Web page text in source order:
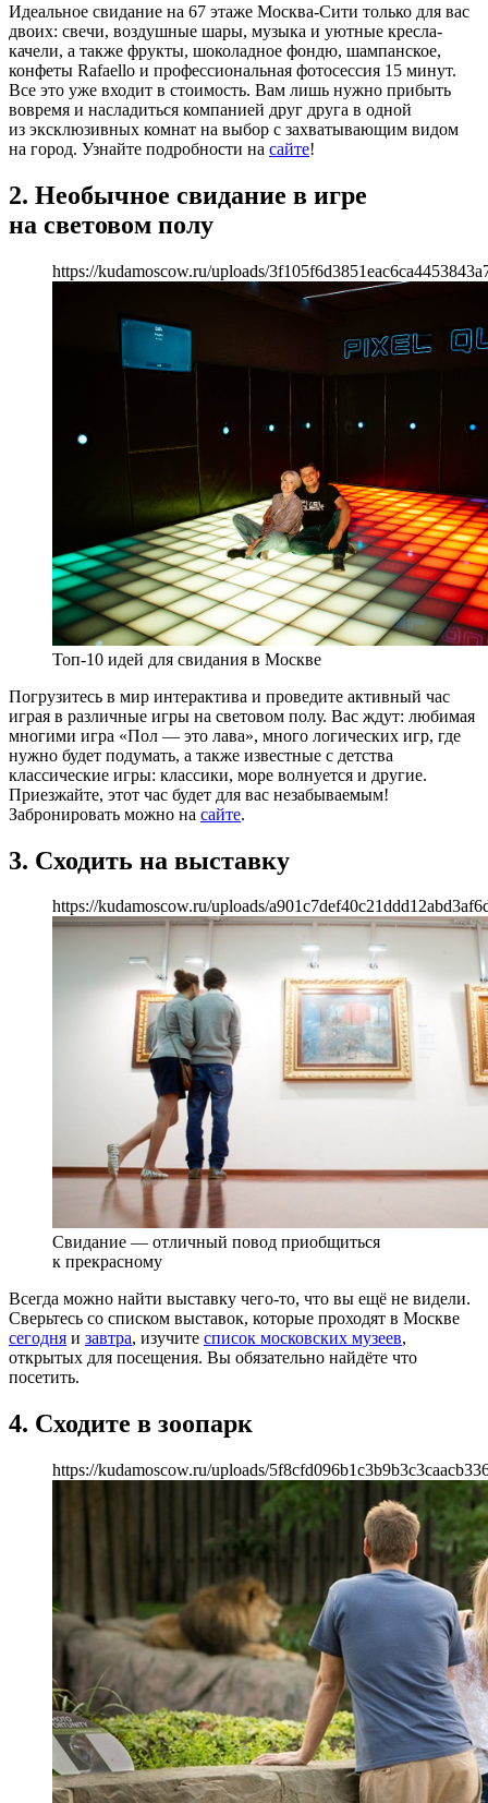
Идеальное свидание на 67 этаже Москва-Сити только для вас
двоих: свечи, воздушные шары, музыка и уютные кресла-
качели, а также фрукты, шоколадное фондю, шампанское,
конфеты Rafaello и профессиональная фотосессия 15 минут.
Все это уже входит в стоимость. Вам лишь нужно прибыть
вовремя и насладиться компанией друг друга в одной
из эксклюзивных комнат на выбор с захватывающим видом
на город. Узнайте подробности на сайте!
2. Необычное свидание в игре
на световом полу
https://kudamoscow.ru/uploads/
Топ-10 идей для свидания в Москве
Погрузитесь в мир интерактива и проведите активный час
играя в различные игры на световом полу. Вас ждут: любимая
многими игра «Пол — это лава», много логических игр, где
нужно будет подумать, а также известные с детства
классические игры: классики, море волнуется и другие.
Приезжайте, этот час будет для вас незабываемым!
Забронировать можно на сайте.
3. Сходить на выставку
https://kudamoscow.ru/uploads/
Свидание — отличный повод приобщиться
к прекрасному
Всегда можно найти выставку чего-то, что вы ещё не видели.
Сверьтесь со списком выставок, которые проходят в Москве
сегодня и завтра, изучите список московских музеев,
открытых для посещения. Вы обязательно найдёте что
посетить.
4. Сходите в зоопарк
https://kudamoscow.ru/uploads/